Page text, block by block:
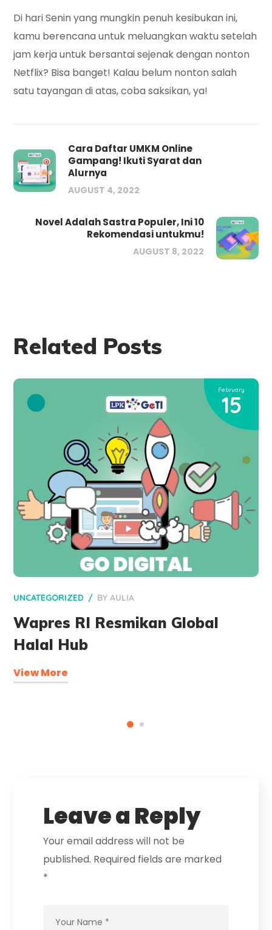
Di hari Senin yang mungkin penuh kesibukan ini,
kamu berencana untuk meluangkan waktu setelah
jam kerja untuk bersantai sejenak dengan nonton
Netflix? Bisa banget! Kalau belum nonton salah
satu tayangan di atas, coba saksikan, ya!
Cara Daftar UMKM Online
Gampang! Ikuti Syarat dan
Alurnya
AUGUST 4, 2022
Novel Adalah Sastra Populer, Ini 10
Rekomendasi untukmu!
AUGUST 8, 2022
Related Posts
February
15
UNCATEGORIZED BYAULIA
Wapres RI Resmikan Global
Halal Hub
View More
Leave a Reply
Your email address will not be
published. Required fields are marked
*